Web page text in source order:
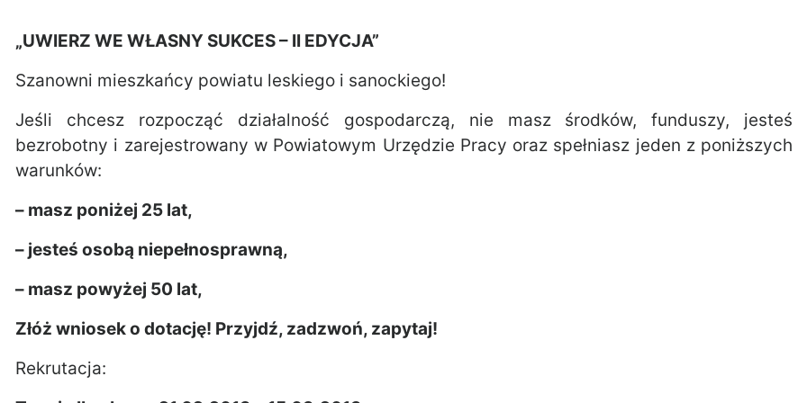
„UWIERZ WE WŁASNY SUKCES – II EDYCJA”
Szanowni mieszkańcy powiatu leskiego i sanockiego!
Jeśli chcesz rozpocząć działalność gospodarczą, nie masz środków, funduszy, jesteś
bezrobotny i zarejestrowany w Powiatowym Urzędzie Pracy oraz spełniasz jeden z poniższych
warunków:
– masz poniżej 25 lat,
– jesteś osobą niepełnosprawną,
– masz powyżej 50 lat,
Złóż wniosek o dotację! Przyjdź, zadzwoń, zapytaj!
Rekrutacja: